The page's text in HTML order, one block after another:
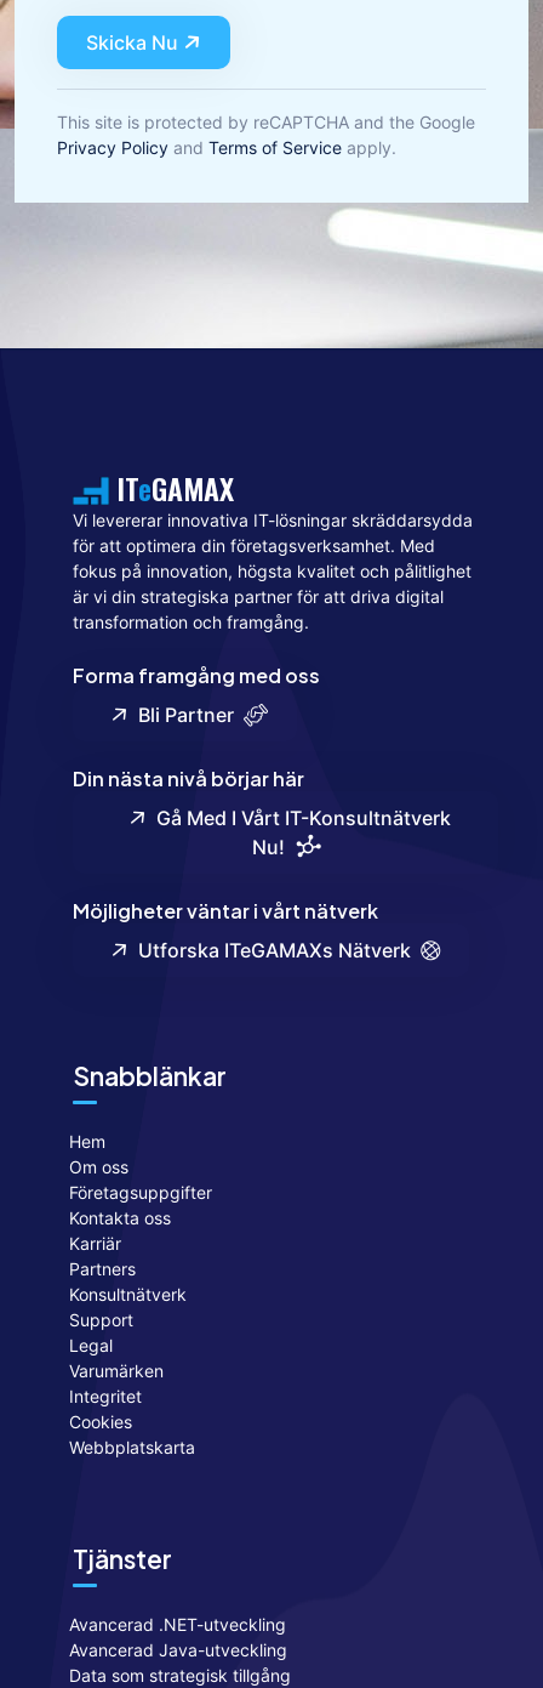
Skicka Nu
This site is protected by reCAPTCHA and the Google
Privacy Policy and Terms of Service apply.
ITeGAMAX
Vi levererar innovativa IT-lösningar skräddarsydda
för att optimera din företagsverksamhet. Med
fokus på innovation, högsta kvalitet och pålitlighet
är vi din strategiska partner för att driva digital
transformation och framgång.
Forma framgång med oss
Bli Partner
Din nästa nivå börjar här
Gå Med I Vårt IT-Konsultnätverk
Nu!
Möjligheter väntar i vårt nätverk
Utforska ITeGAMAXs Nätverk
Snabblänkar
Hem
Om oss
Företagsuppgifter
Kontakta oss
Karriär
Partners
Konsultnätverk
Support
Legal
Varumärken
Integritet
Cookies
Webbplatskarta
Tjänster
Avancerad .NET-utveckling
Avancerad Java-utveckling
Data som strategisk tillgång